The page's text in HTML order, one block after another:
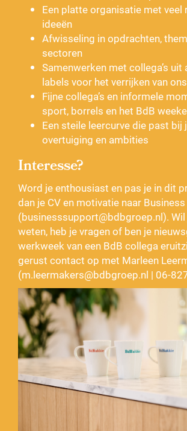
Een platte organisatie met veel
ideeën
Afwisseling in opdrachten,
sectoren
Samenwerken met collega’s uit
labels voor het verrijken van
Fijne collega’s en informele
sport, borrels en het BdB
Een steile leercurve die past bij
overtuiging en ambities
Interesse?
Word je enthousiast en pas je in dit
dan je CV en motivatie naar
(businesssupport@bdbgroep.nl).
weten, heb je vragen of ben je
werkweek van een BdB collega
gerust contact op met Marleen
(m.leermakers@bdbgroep.nl | 06-